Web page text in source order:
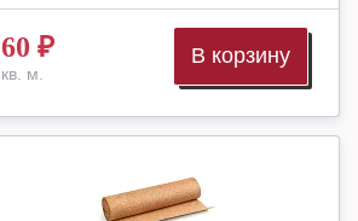
60 ₽
кв. м.
В корзину